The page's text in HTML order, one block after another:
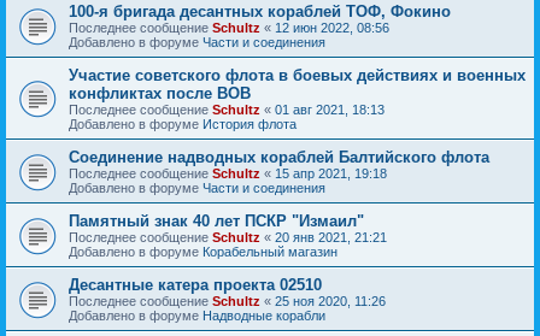
100-я бригада десантных кораблей ТОФ, Фокино
Последнее сообщение Schultz « 12 июн 2022, 08:56
Добавлено в форуме Части и соединения
Участие советского флота в боевых действиях и военных
конфликтах после ВОВ
Последнее сообщение Schultz « 01 авг 2021, 18:13
Добавлено в форуме История флота
Соединение надводных кораблей Балтийского флота
Последнее сообщение Schultz « 15 апр 2021, 19:18
Добавлено в форуме Части и соединения
Памятный знак 40 лет ПСКР "Измаил"
Последнее сообщение Schultz « 20 янв 2021, 21:21
Добавлено в форуме Корабельный магазин
Десантные катера проекта 02510
Последнее сообщение Schultz « 25 ноя 2020, 11:26
Добавлено в форуме Надводные корабли